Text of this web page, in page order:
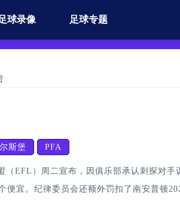
球录像 足球专题
斯堡 PFA
EFL）周二宣布，因俱乐部承认刺探对手
宜。纪律委员会还额外罚扣了南安普顿